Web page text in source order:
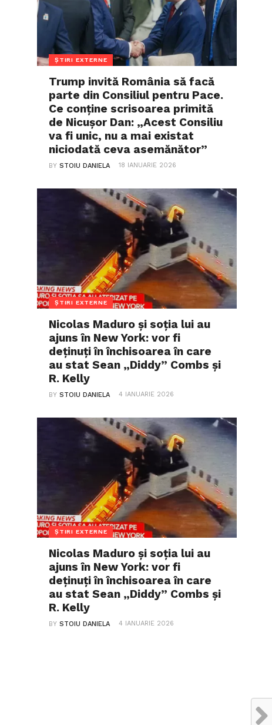
ȘTIRI EXTERNE
Trump invită România să facă
parte din Consiliul pentru Pace.
Ce conține scrisoarea primită
de Nicușor Dan: „Acest Consiliu
va fi unic, nu a mai existat
niciodată ceva asemănător”
BYSTOIU DANIELA 18 IANUARIE 2026
ȘTIRI EXTERNE
Nicolas Maduro și soția lui au
ajuns în New York: vor fi
deținuți în închisoarea în care
au stat Sean „Diddy” Combs și
R. Kelly
BYSTOIU DANIELA 4 IANUARIE 2026
ȘTIRI EXTERNE
Nicolas Maduro și soția lui au
ajuns în New York: vor fi
deținuți în închisoarea în care
au stat Sean „Diddy” Combs și
R. Kelly
BYSTOIU DANIELA 4 IANUARIE 2026